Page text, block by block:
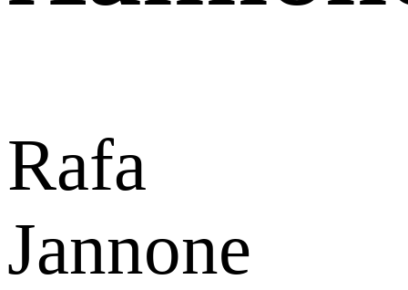
Rafa
Jannone